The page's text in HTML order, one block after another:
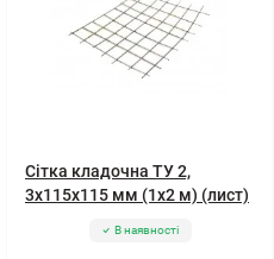
Сітка кладочна ТУ 2,
3x115x115 мм (1x2 м) (лист)
В наявності